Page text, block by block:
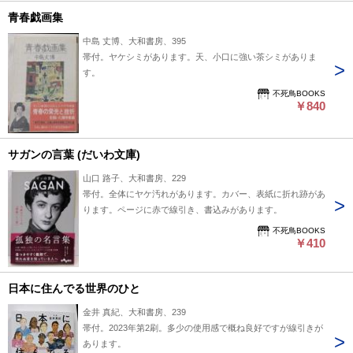
青春戯画集
中島 丈博、大和書房、395
帯付。ヤケシミがあります。天、小口に強い茶シミがありま
す。
不死鳥BOOKS
￥840
サガンの言葉 (だいわ文庫)
山口 路子、大和書房、229
帯付。全体にヤケ汚れがあります。カバー、表紙に折れ跡があ
ります。ページに赤で線引き、書込みがあります。
不死鳥BOOKS
￥410
日本に住んでる世界のひと
金井 真紀、大和書房、239
帯付。2023年第2刷。多少の使用感で概ね良好ですが線引きが
あります。